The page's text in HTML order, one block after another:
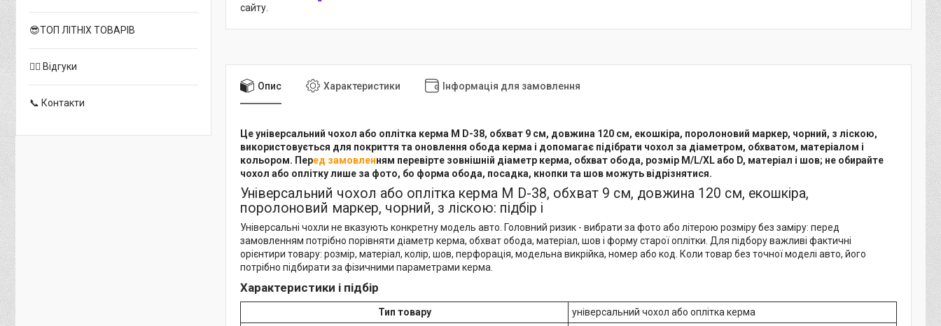
сайту.
Опис Характеристики Інформація для замовлення
Це універсальний чохол або оплітка керма М D-38, обхват 9 см, довжина 120 см, екошкіра, поролоновий маркер, чорний, з ліскою,
використовується для покриття та оновлення обода керма і допомагає підібрати чохол за діаметром, обхватом, матеріалом і
кольором. Перед замовленням перевірте зовнішній діаметр керма, обхват обода, розмір M/L/XL або D, матеріал і шов; не обирайте
чохол або оплітку лише за фото, бо форма обода, посадка, кнопки та шов можуть відрізнятися.
Універсальний чохол або оплітка керма М D-38, обхват 9 см, довжина 120 см, екошкіра,
поролоновий маркер, чорний, з ліскою: підбір і
Універсальні чохли не вказують конкретну модель авто. Головний ризик - вибрати за фото або літерою розміру без заміру: перед
замовленням потрібно порівняти діаметр керма, обхват обода, матеріал, шов і форму старої оплітки. Для підбору важливі фактичні
орієнтири товару: розмір, матеріал, колір, шов, перфорація, модельна викрійка, номер або код. Коли товар без точної моделі авто, його
потрібно підбирати за фізичними параметрами керма.
Характеристики і підбір
Тип товару
універсальний чохол або оплітка керма
😎ТОП ЛІТНІХ ТОВАРІВ
✍🏻 Відгуки
📞 Контакти